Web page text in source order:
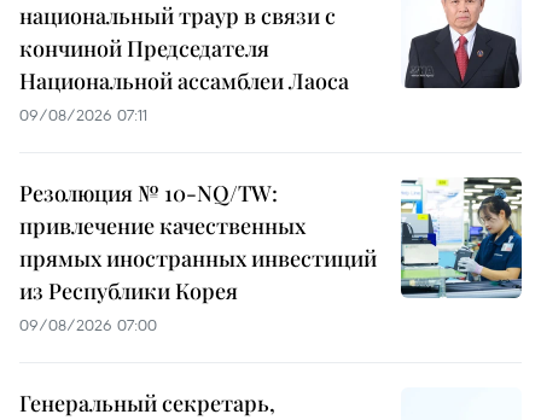
национальный траур в связи с
кончиной Председателя
Национальной ассамблеи Лаоса
09/08/2026 07:11
Резолюция № 10-NQ/TW:
привлечение качественных
прямых иностранных инвестиций
из Республики Корея
09/08/2026 07:00
Генеральный секретарь,